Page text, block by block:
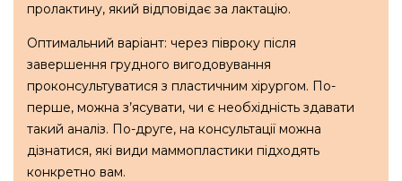
пролактину, який відповідає за лактацію.
Оптимальний варіант: через півроку після
завершення грудного вигодовування
проконсультуватися з пластичним хірургом. По-
перше, можна з’ясувати, чи є необхідність здавати
такий аналіз. По-друге, на консультації можна
дізнатися, які види маммопластики підходять
конкретно вам.